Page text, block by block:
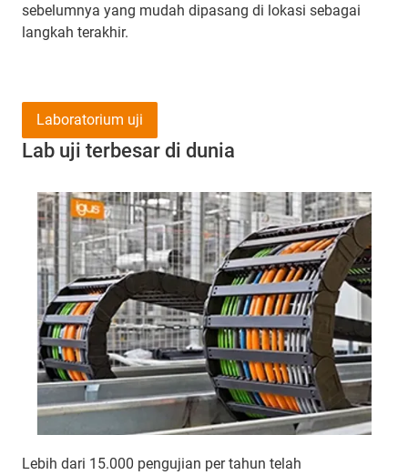
sebelumnya yang mudah dipasang di lokasi sebagai
langkah terakhir.
Lab uji terbesar di dunia
Lebih dari 15.000 pengujian per tahun telah
Laboratorium uji